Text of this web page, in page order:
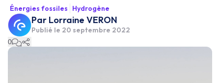
Énergies fossiles Hydrogène
Par Lorraine VERON
Publié le 20 septembre 2022
0